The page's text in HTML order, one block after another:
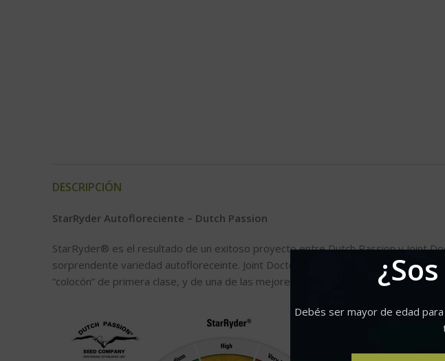
Debés ser mayor de edad
DESCRIPCIÓN
StarRyder Autofloreciente – Dutch Passion
StarRyder® es el resultado de un exitoso proyecto entre Dutch Passion y Joint
sorprendente variedad autofloreceinte. Joint Doctor creó una híbrida a partir de
“colocón” de primera clase, y de una de las mejores automáticas con Indica